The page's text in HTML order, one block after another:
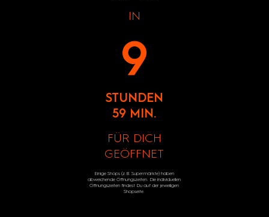
IN
9
STUNDEN
59 MIN.
FÜR DICH
GEÖFFNET
Einige Shops (z.B. Supermärkte) haben
abweichende Öffnungszeiten. Die individuellen
Öffnungszeiten findest Du auf der jeweiligen
Shopseite.